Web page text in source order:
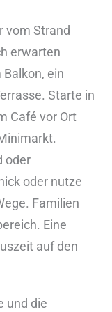
vom Strand
erwarten
ein
Starte in
Café vor Ort
oder
oder nutze
Familien
Eine
auf den
und die